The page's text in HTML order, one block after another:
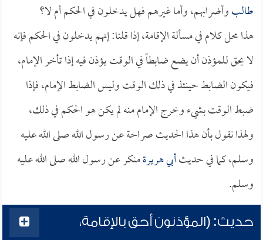
طالبوأضرابهم، وأما غيرهم فهل يدخلون في الحكم أم لا؟
هذا محل كلام في مسألة الإقامة، إذا قلنا: إنهم يدخلون في الحكم فإنه
لا يحق للمؤذن أن يضع ضابطاً في الوقت يؤذن فيه إذا تأخر الإمام،
فيكون الضابط حينئذ في ذلك الوقت وليس الضابط الإمام، فإذا
ضبط الوقت بشيء وخرج الإمام منه لم يكن هو الحكم في ذلك،
ولهذا نقول بأن هذا الحديث صراحة عن رسول الله صلى الله عليه
وسلم، كما في حديثأبي هريرةمنكر عن رسول الله صلى الله عليه
وسلم.
حديث: (المؤذنون أحق بالإقامة،